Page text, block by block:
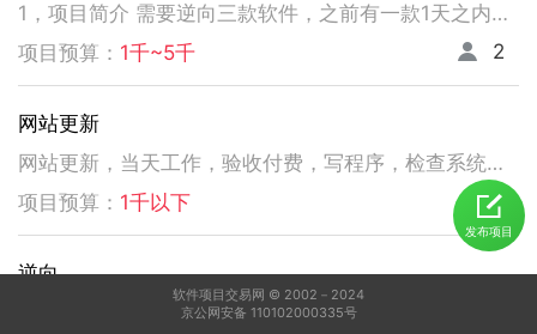
1，项目简介 需要逆向三款软件，之前有一款1天之内有人已经逆向出来，交付给我了。 2，功能需求 逆向出来后，不做任何功能改变，做加密授权就可以了三、人员要求 3，人员要求 精通逆向，做事速度快。不拖延项目进度，能保持实时交流，按时交付。 平台功能可正常使用，无明显bug。 提供项目源码
项目预算： 1千~5千 2
网站更新
网站更新，当天工作，验收付费，写程序，检查系统，更新资料库，按发现问题及时处理，写新的广州话A l软件
项目预算： 1千以下 5
逆向
发布项目
软件项目交易网 © 2002－2024
京公网安备 110102000335号